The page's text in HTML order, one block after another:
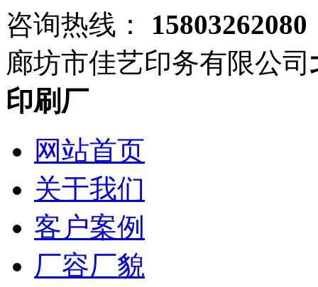
咨询热线：
15803262080
廊坊市佳艺印务有限公司
印刷厂
网站首页
关于我们
客户案例
厂容厂貌